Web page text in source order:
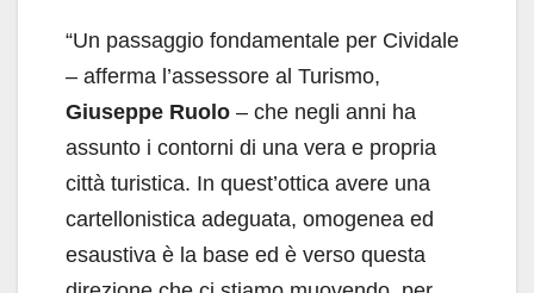
“Un passaggio fondamentale per Cividale
– afferma l’assessore al Turismo,
Giuseppe Ruolo – che negli anni ha
assunto i contorni di una vera e propria
città turistica. In quest’ottica avere una
cartellonistica adeguata, omogenea ed
esaustiva è la base ed è verso questa